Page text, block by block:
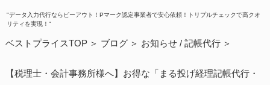
"データ入力代行ならビーアウト！Pマーク認定事業者で安心依頼！トリプルチェックで高クオ
リティを実現！"
ベストプライスTOP ブログ お知らせ/ 記帳代行
【税理士・会計事務所様へ】お得な「まる投げ経理記帳代行・